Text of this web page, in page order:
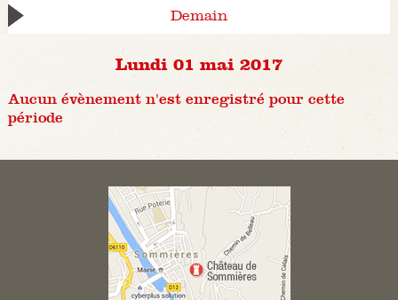
Demain
Lundi 01 mai 2017
Aucun évènement n'est enregistré pour cette
période